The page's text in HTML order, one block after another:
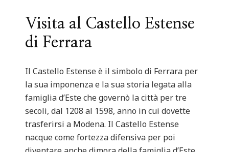
Visita al Castello Estense
di Ferrara
Il Castello Estense è il simbolo di Ferrara per
la sua imponenza e la sua storia legata alla
famiglia d’Este che governò la città per tre
secoli, dal 1208 al 1598, anno in cui dovette
trasferirsi a Modena. Il Castello Estense
nacque come fortezza difensiva per poi